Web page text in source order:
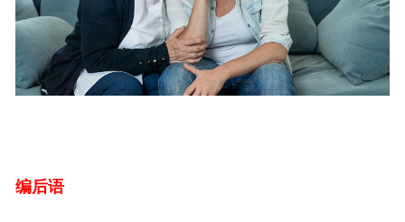
编后语